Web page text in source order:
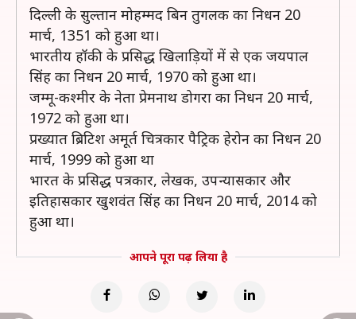
दिल्ली के सुल्तान मोहम्मद बिन तुगलक का निधन 20
मार्च, 1351 को हुआ था।
भारतीय हॉकी के प्रसिद्ध खिलाड़ियों में से एक जयपाल
सिंह का निधन 20 मार्च, 1970 को हुआ था।
जम्मू-कश्मीर के नेता प्रेमनाथ डोगरा का निधन 20 मार्च,
1972 को हुआ था।
प्रख्यात ब्रिटिश अमूर्त चित्रकार पैट्रिक हेरोन का निधन 20
मार्च, 1999 को हुआ था
भारत के प्रसिद्ध पत्रकार, लेखक, उपन्यासकार और
इतिहासकार खुशवंत सिंह का निधन 20 मार्च, 2014 को
हुआ था।
आपने पूरा पढ़ लिया है